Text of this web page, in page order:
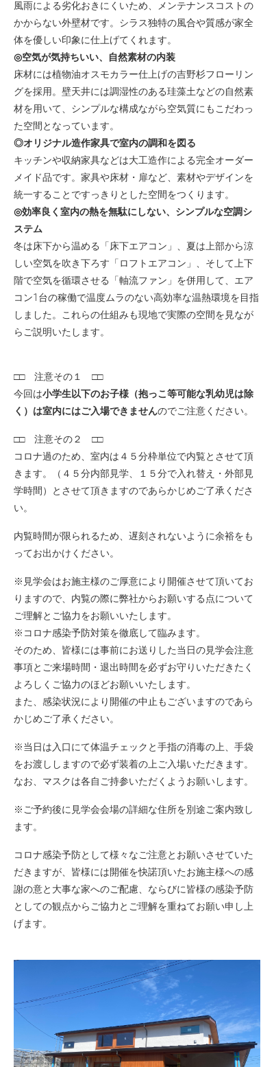
風雨による劣化おきにくいため、メンテナンスコストの
かからない外壁材です。シラス独特の風合や質感が家全
体を優しい印象に仕上げてくれます。
◎空気が気持ちいい、自然素材の内装
床材には植物油オスモカラー仕上げの吉野杉フローリン
グを採用。壁天井には調湿性のある珪藻土などの自然素
材を用いて、シンプルな構成ながら空気質にもこだわっ
た空間となっています。
◎オリジナル造作家具で室内の調和を図る
キッチンや収納家具などは大工造作による完全オーダー
メイド品です。家具や床材・扉など、素材やデザインを
統一することですっきりとした空間をつくります。
◎効率良く室内の熱を無駄にしない、シンプルな空調シ
ステム
冬は床下から温める「床下エアコン」、夏は上部から涼
しい空気を吹き下ろす「ロフトエアコン」、そして上下
階で空気を循環させる「軸流ファン」を併用して、エア
コン1台の稼働で温度ムラのない高効率な温熱環境を目指
しました。これらの仕組みも現地で実際の空間を見なが
らご説明いたします。
□□ 注意その１ □□
今回は小学生以下のお子様（抱っこ等可能な乳幼児は除
く）は室内にはご入場できませんのでご注意ください。
□□ 注意その２ □□
コロナ過のため、室内は４５分枠単位で内覧とさせて頂
きます。（４５分内部見学、１５分で入れ替え・外部見
学時間）とさせて頂きますのであらかじめご了承くださ
い。
内覧時間が限られるため、遅刻されないように余裕をも
ってお出かけください。
※見学会はお施主様のご厚意により開催させて頂いてお
りますので、内覧の際に弊社からお願いする点について
ご理解とご協力をお願いいたします。
※コロナ感染予防対策を徹底して臨みます。
そのため、皆様には事前にお送りした当日の見学会注意
事項とご来場時間・退出時間を必ずお守りいただきたく
よろしくご協力のほどお願いいたします。
また、感染状況により開催の中止もございますのであら
かじめご了承ください。
※当日は入口にて体温チェックと手指の消毒の上、手袋
をお渡ししますので必ず装着の上ご入場いただきます。
なお、マスクは各自ご持参いただくようお願いします。
※ご予約後に見学会会場の詳細な住所を別途ご案内致し
ます。
コロナ感染予防として様々なご注意とお願いさせていた
だきますが、皆様には開催を快諾頂いたお施主様への感
謝の意と大事な家へのご配慮、ならびに皆様の感染予防
としての観点からご協力とご理解を重ねてお願い申し上
げます。